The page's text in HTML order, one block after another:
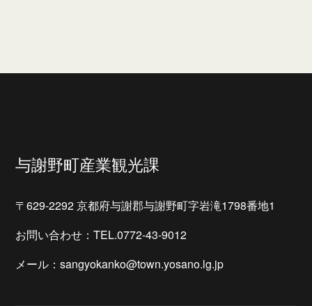
与謝野町産業観光課
〒629-2292 京都府与謝郡与謝野町字岩滝1798番地1
お問い合わせ：TEL.0772-43-9012
メール：sangyokanko@town.yosano.lg.jp